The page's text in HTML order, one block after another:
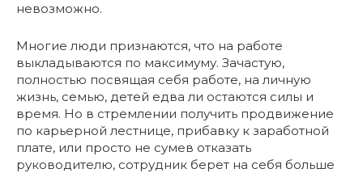
невозможно.
Многие люди признаются, что на работе
выкладываются по максимуму. Зачастую,
полностью посвящая себя работе, на личную
жизнь, семью, детей едва ли остаются силы и
время. Но в стремлении получить продвижение
по карьерной лестнице, прибавку к заработной
плате, или просто не сумев отказать
руководителю, сотрудник берет на себя больше